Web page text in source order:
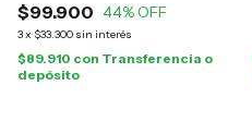
$99.900 44% OFF
3x $33.300 sin interés
$89.910 con Transferencia o
depósito